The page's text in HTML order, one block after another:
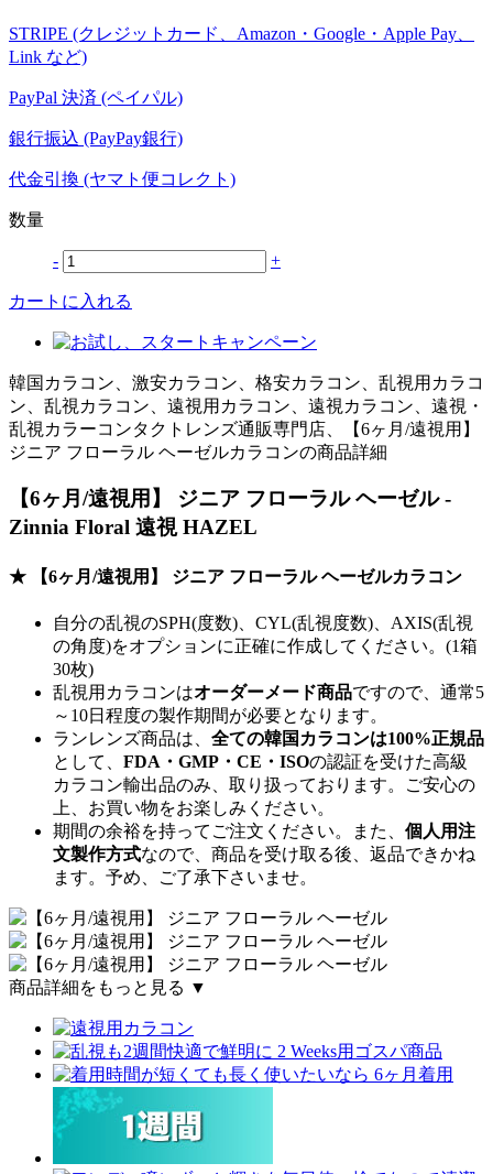
STRIPE (クレジットカード、Amazon・Google・Apple Pay、
Link など)
PayPal 決済 (ペイパル)
銀行振込 (PayPay銀行)
代金引換 (ヤマト便コレクト)
数量
- +
カートに入れる
韓国カラコン、激安カラコン、格安カラコン、乱視用カラコ
ン、乱視カラコン、遠視用カラコン、遠視カラコン、遠視・
乱視カラーコンタクトレンズ通販専門店、【6ヶ月/遠視用】
ジニア フローラル ヘーゼルカラコンの商品詳細
【6ヶ月/遠視用】 ジニア フローラル ヘーゼル -
Zinnia Floral 遠視 HAZEL
★ 【6ヶ月/遠視用】 ジニア フローラル ヘーゼルカラコン
自分の乱視のSPH(度数)、CYL(乱視度数)、AXIS(乱視
の角度)をオプションに正確に作成してください。(1箱
30枚)
乱視用カラコンはオーダーメード商品ですので、 通常5
～10日程度の製作期間が必要となります。
ランレンズ商品は、 全ての韓国カラコンは100%正規品
として、 FDA・GMP・CE・ISOの認証を受けた高級
カラコン輸出品のみ、取り扱っております。ご安心の
上、お買い物をお楽しみください。
期間の余裕を持ってご注文ください。また、 個人用注
文製作方式なので、商品を受け取る後、返品できかね
ます。予め、ご了承下さいませ。
商品詳細をもっと見る ▼